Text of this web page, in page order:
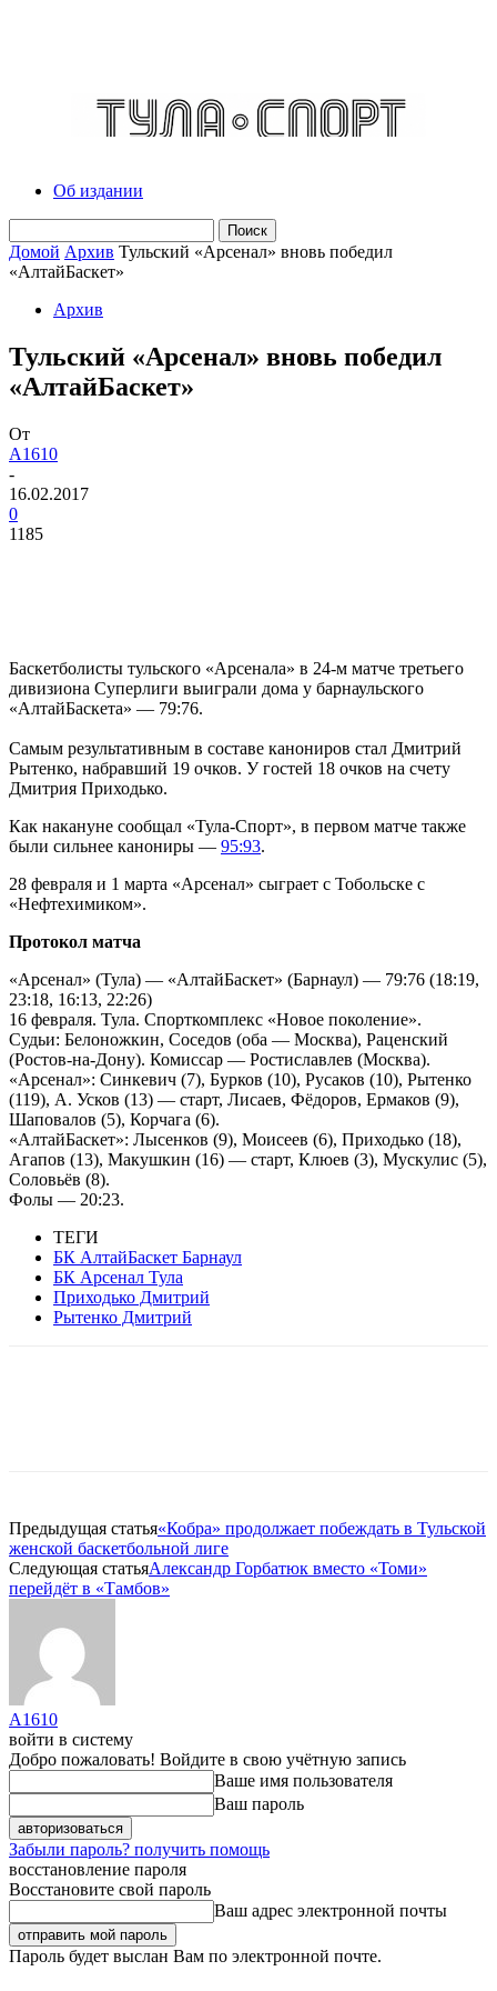
Об издании
Домой Архив Тульский «Арсенал» вновь победил
«АлтайБаскет»
Архив
Тульский «Арсенал» вновь победил
«АлтайБаскет»
От
A1610
-
16.02.2017
0
1185
Баскетболисты тульского «Арсенала» в 24-м матче третьего
дивизиона Суперлиги выиграли дома у барнаульского
«АлтайБаскета» — 79:76.
Самым результативным в составе канониров стал Дмитрий
Рытенко, набравший 19 очков. У гостей 18 очков на счету
Дмитрия Приходько.
Как накануне сообщал «Тула-Спорт», в первом матче также
были сильнее канониры — 95:93.
28 февраля и 1 марта «Арсенал» сыграет с Тобольске с
«Нефтехимиком».
Протокол матча
«Арсенал» (Тула) — «АлтайБаскет» (Барнаул) — 79:76 (18:19,
23:18, 16:13, 22:26)
16 февраля. Тула. Спорткомплекс «Новое поколение».
Судьи: Белоножкин, Соседов (оба — Москва), Раценский
(Ростов-на-Дону). Комиссар — Ростиславлев (Москва).
«Арсенал»: Синкевич (7), Бурков (10), Русаков (10), Рытенко
(119), А. Усков (13) — старт, Лисаев, Фёдоров, Ермаков (9),
Шаповалов (5), Корчага (6).
«АлтайБаскет»: Лысенков (9), Моисеев (6), Приходько (18),
Агапов (13), Макушкин (16) — старт, Клюев (3), Мускулис (5),
Соловьёв (8).
Фолы — 20:23.
ТЕГИ
БК АлтайБаскет Барнаул
БК Арсенал Тула
Приходько Дмитрий
Рытенко Дмитрий
Предыдущая статья«Кобра» продолжает побеждать в Тульской
женской баскетбольной лиге
Следующая статьяАлександр Горбатюк вместо «Томи»
перейдёт в «Тамбов»
A1610
войти в систему
Добро пожаловать! Войдите в свою учётную запись
Ваше имя пользователя
Ваш пароль
Забыли пароль? получить помощь
восстановление пароля
Восстановите свой пароль
Ваш адрес электронной почты
Пароль будет выслан Вам по электронной почте.